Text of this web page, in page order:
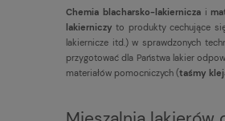
Chemia blacharsko-lakierniczai
lakierniczy to produkty cechujące
lakiernicze itd.) w sprawdzonych
przygotować dla Państwa lakier
materiałów pomocniczych (taśmy